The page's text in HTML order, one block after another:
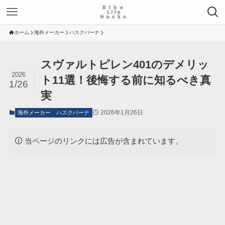
ホーム 海外メーカー ハスクバーナ
スヴァルトピレン401のデメリッ
ト11選！後悔する前に知るべき真
実
2026
1/26
海外メーカー ハスクバーナ 2026年1月26日
当ページのリンクには広告が含まれています。